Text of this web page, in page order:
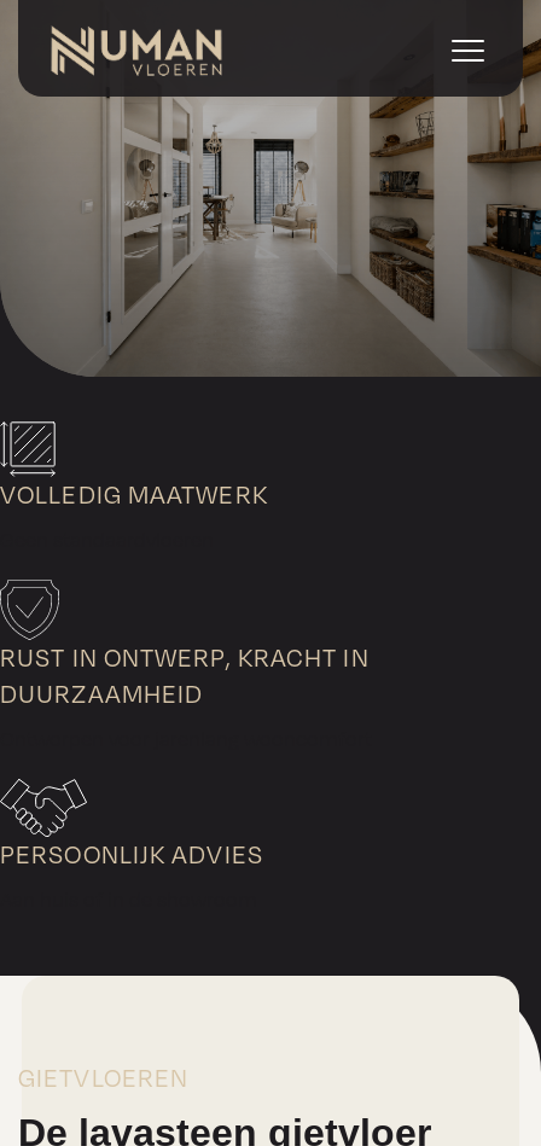
VOLLEDIG MAATWERK
RUST IN ONTWERP, KRACHT IN
DUURZAAMHEID
PERSOONLIJK ADVIES
GIETVLOEREN
De lavasteen gietvloer